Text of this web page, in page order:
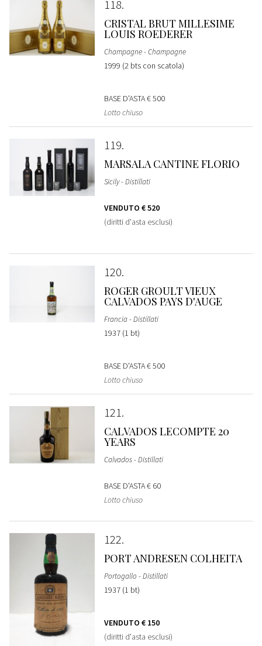
118
CRISTAL BRUT MILLESIME
LOUIS ROEDERER
Champagne - Champagne
1999 (2 bts con scatola)
BASE D'ASTA€ 500
Lotto chiuso
119
MARSALA CANTINE FLORIO
Sicily - Distillati
VENDUTO € 520
(diritti d'asta esclusi)
120
ROGER GROULT VIEUX
CALVADOS PAYS D'AUGE
Francia - Distillati
1937 (1 bt)
BASE D'ASTA€ 500
Lotto chiuso
121
CALVADOS LECOMPTE 20
YEARS
Calvados - Distillati
BASE D'ASTA€ 60
Lotto chiuso
122
PORT ANDRESEN COLHEITA
Portogallo - Distillati
1937 (1 bt)
VENDUTO € 150
(diritti d'asta esclusi)